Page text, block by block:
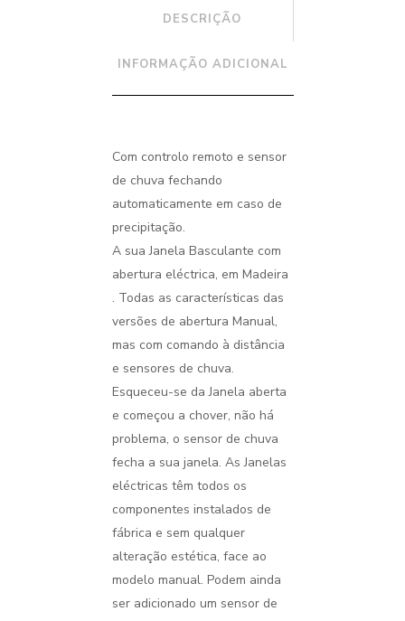
DESCRIÇÃO
INFORMAÇÃO ADICIONAL
Com controlo remoto e sensor
de chuva fechando
automaticamente em caso de
precipitação.
A sua Janela Basculante com
abertura eléctrica, em Madeira
. Todas as características das
versões de abertura Manual,
mas com comando à distância
e sensores de chuva.
Esqueceu-se da Janela aberta
e começou a chover, não há
problema, o sensor de chuva
fecha a sua janela. As Janelas
eléctricas têm todos os
componentes instalados de
fábrica e sem qualquer
alteração estética, face ao
modelo manual. Podem ainda
ser adicionado um sensor de